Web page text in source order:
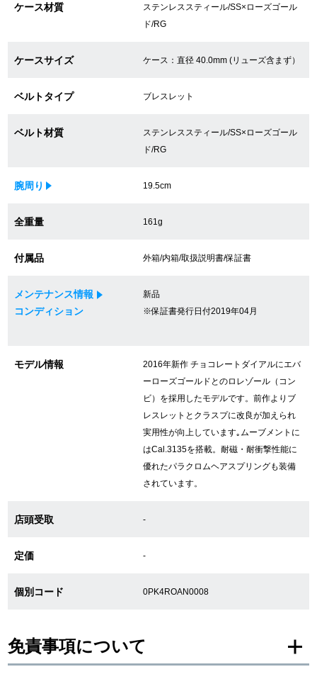
買取専門サロン
買取ご成約者様限定5万円クーポン
75%以上保証！中古商品高価買戻し
修理・メンテナンスをご希望の方
修理依頼をする
修理・メンテンナンスについて
オーバーホールについて
外装仕上げについて
GINZA RASINの中古腕時計について
銀座中央通り店 銀座本店
ケース材質
ステンレススティール/SS×ローズゴール
ド/RG
ケースサイズ ケース：直径 40.0mm (リューズ含まず）
ベルトタイプ ブレスレット
ベルト材質
ステンレススティール/SS×ローズゴール
ド/RG
腕周り 19.5cm
全重量 161g
付属品 外箱/内箱/取扱説明書/保証書
メンテナンス情報
コンディション
新品
※保証書発行日付2019年04月
モデル情報
2016年新作 チョコレートダイアルにエバ
ーローズゴールドとのロレゾール（コン
ビ）を採用したモデルです。前作よりブ
レスレットとクラスプに改良が加えられ
実用性が向上しています｡ムーブメントに
はCal.3135を搭載。耐磁・耐衝撃性能に
優れたパラクロムヘアスプリングも装備
されています。
店頭受取 -
定価 -
個別コード 0PK4ROAN0008
免責事項について